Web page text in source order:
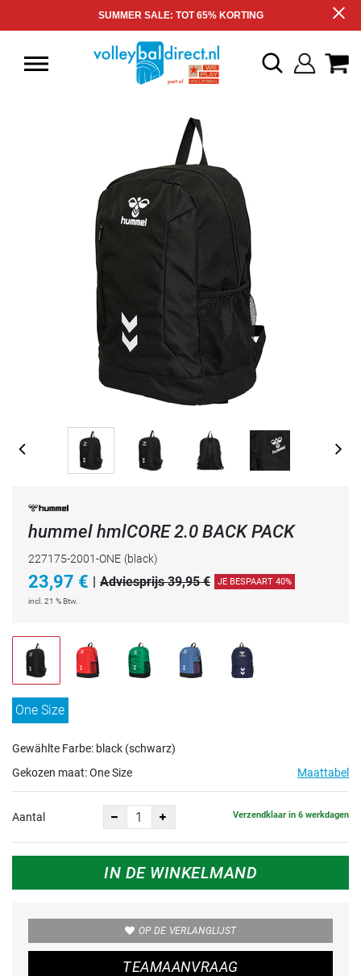
SUMMER SALE: TOT 65% KORTING
hummel hmlCORE 2.0 BACK PACK
227175-2001-ONE (black)
23,97 € | Adviesprijs 39,95 € JE BESPAART 40%
incl. 21 % Btw.
One Size
Gewählte Farbe: black (schwarz)
Gekozen maat:One Size Maattabel
Aantal Verzendklaar in 6 werkdagen
IN DE WINKELMAND
OP DE VERLANGLIJST
TEAMAANVRAAG